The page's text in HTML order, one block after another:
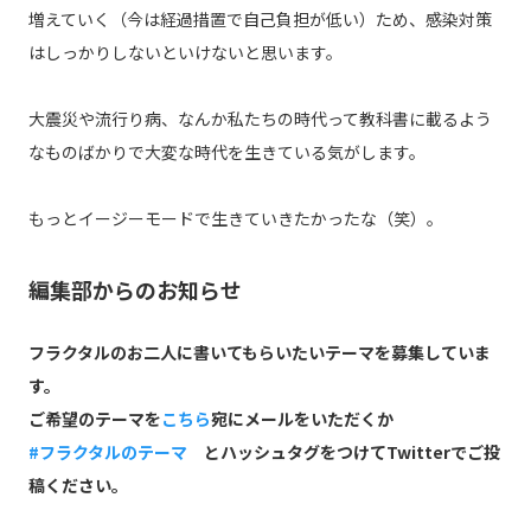
増えていく（今は経過措置で自己負担が低い）ため、感染対策
はしっかりしないといけないと思います。
大震災や流行り病、なんか私たちの時代って教科書に載るよう
なものばかりで大変な時代を生きている気がします。
もっとイージーモードで生きていきたかったな（笑）。
編集部からのお知らせ
フラクタルのお二人に書いてもらいたいテーマを募集していま
す。
ご希望のテーマをこちら宛にメールをいただくか
#フラクタルのテーマとハッシュタグをつけてTwitterでご投
稿ください。